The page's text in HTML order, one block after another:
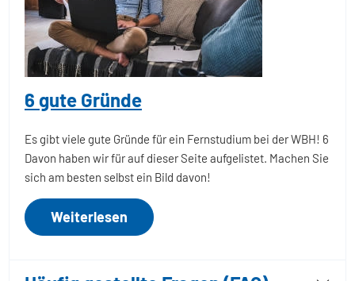
6 gute Gründe
Es gibt viele gute Gründe für ein Fernstudium bei der WBH! 6
Davon haben wir für auf dieser Seite aufgelistet. Machen Sie
sich am besten selbst ein Bild davon!
Weiterlesen